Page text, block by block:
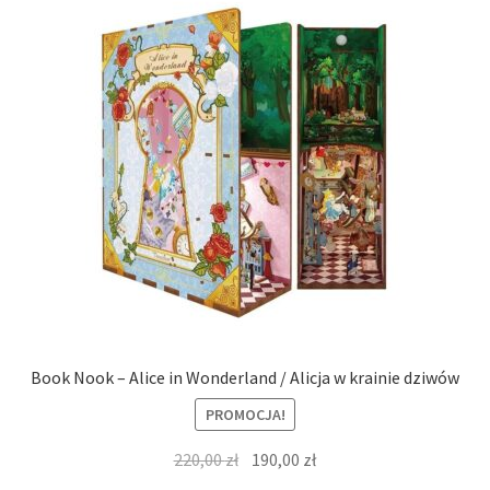
Book Nook – Alice in Wonderland / Alicja w krainie dziwów
PROMOCJA!
220,00zł Pierwotna
190,00 złAktualna